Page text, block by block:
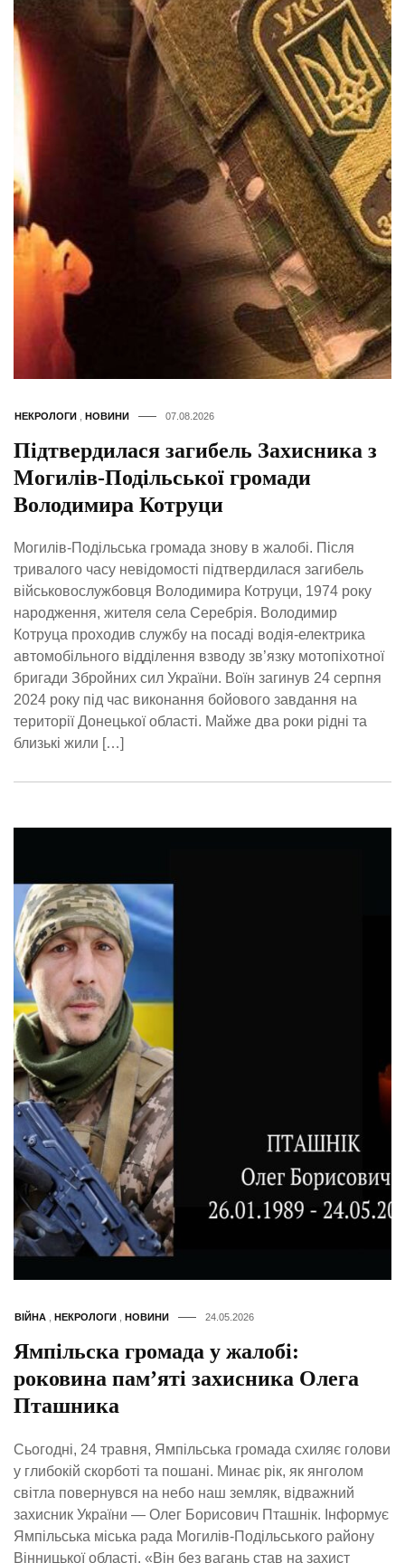
НЕКРОЛОГИ НОВИНИ 07.08.2026
Підтвердилася загибель Захисника з
Могилів-Подільської громади
Володимира Котруци
Могилів-Подільська громада знову в жалобі. Після
тривалого часу невідомості підтвердилася загибель
військовослужбовця Володимира Котруци, 1974 року
народження, жителя села Серебрія. Володимир
Котруца проходив службу на посаді водія-електрика
автомобільного відділення взводу зв’язку мотопіхотної
бригади Збройних сил України. Воїн загинув 24 серпня
2024 року під час виконання бойового завдання на
території Донецької області. Майже два роки рідні та
близькі жили […]
ВІЙНА НЕКРОЛОГИ НОВИНИ 24.05.2026
Ямпільска громада у жалобі:
роковина пам’яті захисника Олега
Пташника
Сьогодні, 24 травня, Ямпільська громада схиляє голови
у глибокій скорботі та пошані. Минає рік, як янголом
світла повернувся на небо наш земляк, відважний
захисник України — Олег Борисович Пташнік. Інформує
Ямпільська міська рада Могилів-Подільського району
Вінницької області. «Він без вагань став на захист